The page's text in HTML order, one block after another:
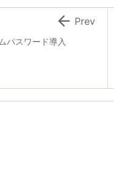
パスワード導入
 Prev